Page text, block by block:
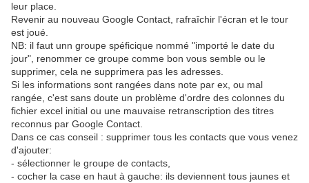
leur place.
Revenir au nouveau Google Contact, rafraîchir l'écran et le tour
est joué.
NB: il faut unn groupe spéficique nommé "importé le date du
jour", renommer ce groupe comme bon vous semble ou le
supprimer, cela ne supprimera pas les adresses.
Si les informations sont rangées dans note par ex, ou mal
rangée, c'est sans doute un problème d'ordre des colonnes du
fichier excel initial ou une mauvaise retranscription des titres
reconnus par Google Contact.
Dans ce cas conseil : supprimer tous les contacts que vous venez
d'ajouter:
- sélectionner le groupe de contacts,
- cocher la case en haut à gauche: ils deviennent tous jaunes et